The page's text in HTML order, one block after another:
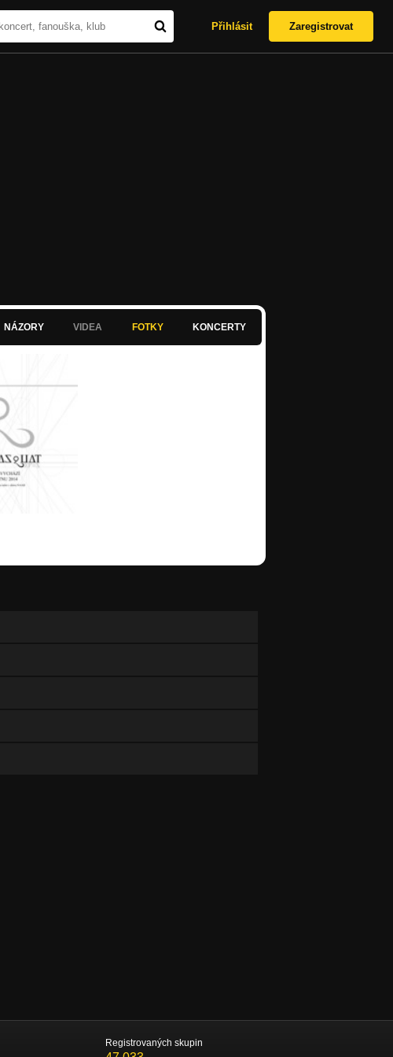
Přihlásit Zaregistrovat
NÁZORY VIDEA FOTKY KONCERTY
Registrovaných skupin